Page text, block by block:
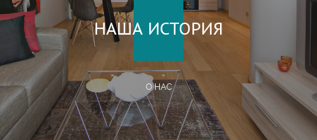
НАША ИСТОРИЯ
О НАС